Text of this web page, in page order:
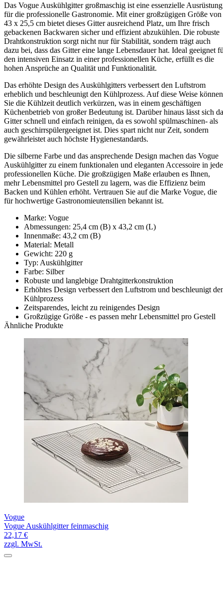
Das Vogue Auskühlgitter großmaschig ist eine essenzielle Ausrüstung
für die professionelle Gastronomie. Mit einer großzügigen Größe von
43 x 25,5 cm bietet dieses Gitter ausreichend Platz, um Ihre frisch
gebackenen Backwaren sicher und effizient abzukühlen. Die robuste
Drahtkonstruktion sorgt nicht nur für Stabilität, sondern trägt auch
dazu bei, dass das Gitter eine lange Lebensdauer hat. Ideal geeignet
den intensiven Einsatz in einer professionellen Küche, erfüllt es die
hohen Ansprüche an Qualität und Funktionalität.
Das erhöhte Design des Auskühlgitters verbessert den Luftstrom
erheblich und beschleunigt den Kühlprozess. Auf diese Weise können
Sie die Kühlzeit deutlich verkürzen, was in einem geschäftigen
Küchenbetrieb von großer Bedeutung ist. Darüber hinaus lässt sich
Gitter schnell und einfach reinigen, da es sowohl spülmaschinen- als
auch geschirrspülergeeignet ist. Dies spart nicht nur Zeit, sondern
gewährleistet auch höchste Hygienestandards.
Die silberne Farbe und das ansprechende Design machen das Vogue
Auskühlgitter zu einem funktionalen und eleganten Accessoire in
professionellen Küche. Die großzügigen Maße erlauben es Ihnen,
mehr Lebensmittel pro Gestell zu lagern, was die Effizienz beim
Backen und Kühlen erhöht. Vertrauen Sie auf die Marke Vogue, die
für hochwertige Gastronomieutensilien bekannt ist.
Marke: Vogue
Abmessungen: 25,4 cm (B) x 43,2 cm (L)
Innenmaße: 43,2 cm (B)
Material: Metall
Gewicht: 220 g
Typ: Auskühlgitter
Farbe: Silber
Robuste und langlebige Drahtgitterkonstruktion
Erhöhtes Design verbessert den Luftstrom und beschleunigt
Kühlprozess
Zeitsparendes, leicht zu reinigendes Design
Großzügige Größe - es passen mehr Lebensmittel pro Gestell
Ähnliche Produkte
Vogue
Vogue Auskühlgitter feinmaschig
22,17 €
zzgl. MwSt.